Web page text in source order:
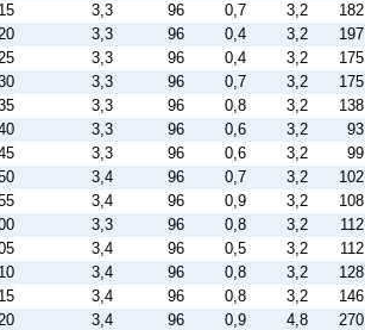
3,3 96 0,7 3,2
182
3,3 96 0,4 3,2
197
3,3 96 0,4 3,2
175
3,3 96 0,7 3,2
175
3,3 96 0,8 3,2
138
3,3 96 0,6 3,2
93
3,3 96 0,6 3,2
99
3,4 96 0,7 3,2
102
3,4 96 0,9 3,2
108
3,3 96 0,8 3,2
112
3,4 96 0,5 3,2
112
3,4 96 0,8 3,2
128
3,4 96 0,8 3,2
146
3,4 96 0,9 4,8
270